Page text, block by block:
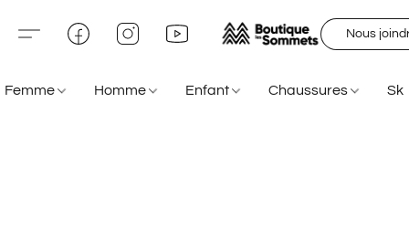
Nous
Femme Homme Enfant Chaussures